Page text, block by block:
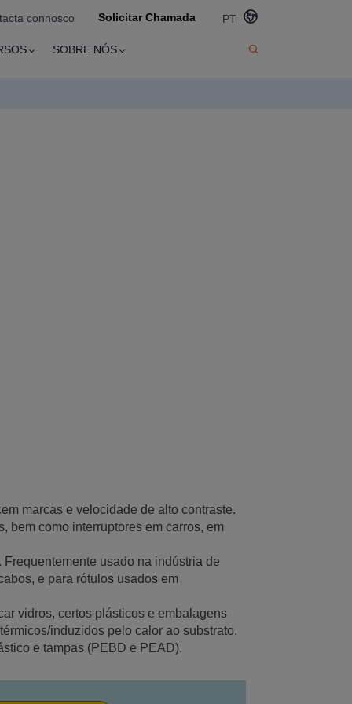
connosco Solicitar Chamada PT
SOBRE NÓS
marcas e velocidade de alto contraste.
bem como interruptores em carros, em
usado na indústria de
e para rótulos usados em
vidros, certos plásticos e embalagens
induzidos pelo calor ao substrato.
e tampas (PEBD e PEAD).